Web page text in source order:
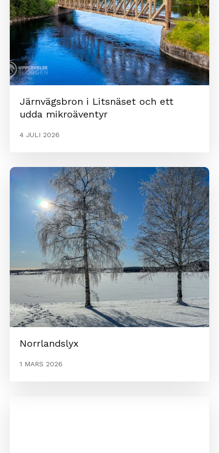
Järnvägsbron i Litsnäset och ett
udda mikroäventyr
4 JULI 2026
Norrlandslyx
1 MARS 2026